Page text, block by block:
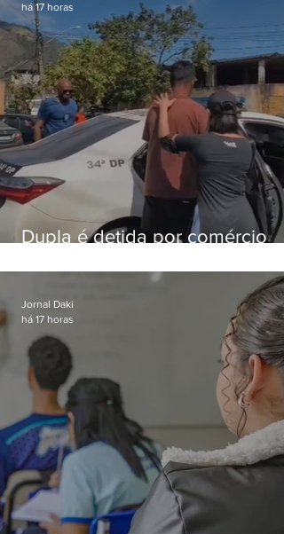
Dupla é detida por comércio
Bangu
há 17 horas
Jornal Daki
há 17 horas